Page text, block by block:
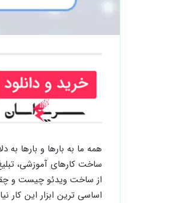
همه ما به بارها و بارها
ساخت کارهای آموزشی،
از ساخت ویدئو چیست و
اساسی ترین ابزار این کار